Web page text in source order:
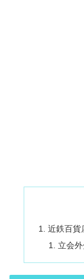
近鉄百
立会